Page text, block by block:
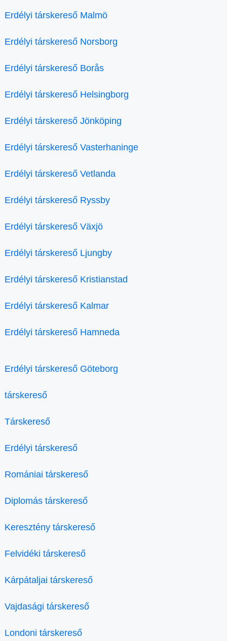
Erdélyi társkereső Malmö
Erdélyi társkereső Norsborg
Erdélyi társkereső Borås
Erdélyi társkereső Helsingborg
Erdélyi társkereső Jönköping
Erdélyi társkereső Vasterhaninge
Erdélyi társkereső Vetlanda
Erdélyi társkereső Ryssby
Erdélyi társkereső Växjö
Erdélyi társkereső Ljungby
Erdélyi társkereső Kristianstad
Erdélyi társkereső Kalmar
Erdélyi társkereső Hamneda
Erdélyi társkereső Göteborg
társkereső
Társkereső
Erdélyi társkereső
Romániai társkereső
Diplomás társkereső
Keresztény társkereső
Felvidéki társkereső
Kárpátaljai társkereső
Vajdasági társkereső
Londoni társkereső